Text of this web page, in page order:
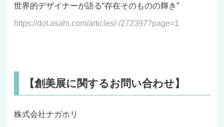
世界的デザイナーが語る“存在そのものの輝き”
https://dot.asahi.com/articles/-/272397?page=1
【創美展に関するお問い合わせ】
株式会社ナガホリ